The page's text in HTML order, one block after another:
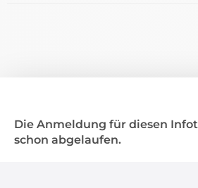
Die Anmeldung für diesen
schon abgelaufen.